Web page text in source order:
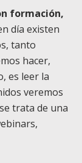
formación,
día existen
tanto
hacer,
es leer la
veremos
trata de una